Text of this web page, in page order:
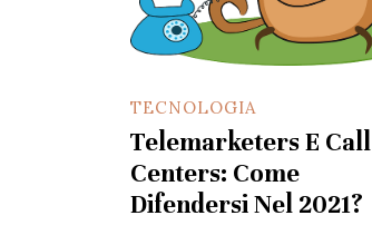
TECNOLOGIA
Telemarketers E Call
Centers: Come
Difendersi Nel 2021?